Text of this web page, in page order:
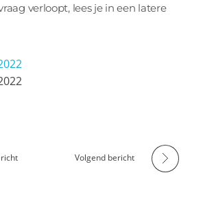
verloopt, lees je in een latere
Volgend bericht